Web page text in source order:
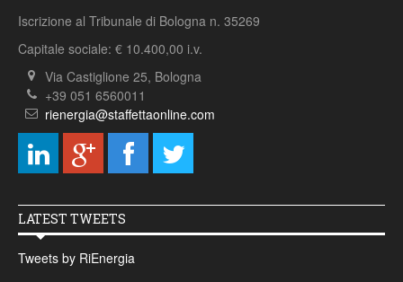
Iscrizione al Tribunale di Bologna n. 35269
Capitale sociale: € 10.400,00 i.v.
Via Castiglione 25, Bologna
+39 051 6560011
rienergia@staffettaonline.com
LATEST TWEETS
Tweets by RiEnergia